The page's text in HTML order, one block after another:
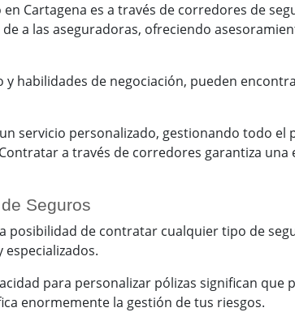
Cartagena es a través de corredores de
a las aseguradoras, ofreciendo
habilidades de negociación, pueden
servicio personalizado, gestionando todo
a través de corredores garantiza
Seguros
posibilidad de contratar cualquier tipo de
para personalizar pólizas significan
enormemente la gestión de tus riesgos.